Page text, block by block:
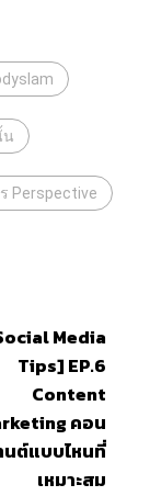
น
Perspective
Media
Tips] EP.6
Content
คอน
นต์แบบไหนที่
เหมาะสม